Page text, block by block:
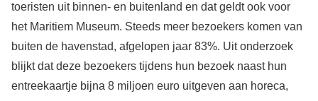
toeristen uit binnen- en buitenland en dat geldt ook voor
het Maritiem Museum. Steeds meer bezoekers komen van
buiten de havenstad, afgelopen jaar 83%. Uit onderzoek
blijkt dat deze bezoekers tijdens hun bezoek naast hun
entreekaartje bijna 8 miljoen euro uitgeven aan horeca,